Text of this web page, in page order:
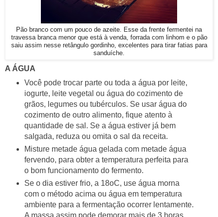
Pão branco com um pouco de azeite. Esse da frente fermentei na
travessa branca menor que está à venda, forrada com linhom e o pão
saiu assim nesse retângulo gordinho, excelentes para tirar fatias para
sanduíche.
A ÁGUA
Você pode trocar parte ou toda a água por leite,
iogurte, leite vegetal ou água do cozimento de
grãos, legumes ou tubérculos. Se usar água do
cozimento de outro alimento, fique atento à
quantidade de sal. Se a água estiver já bem
salgada, reduza ou omita o sal da receita.
Misture metade água gelada com metade água
fervendo, para obter a temperatura perfeita para
o bom funcionamento do fermento.
Se o dia estiver frio, a 18oC, use água morna
com o método acima ou água em temperatura
ambiente para a fermentação ocorrer lentamente.
A massa assim pode demorar mais de 3 horas